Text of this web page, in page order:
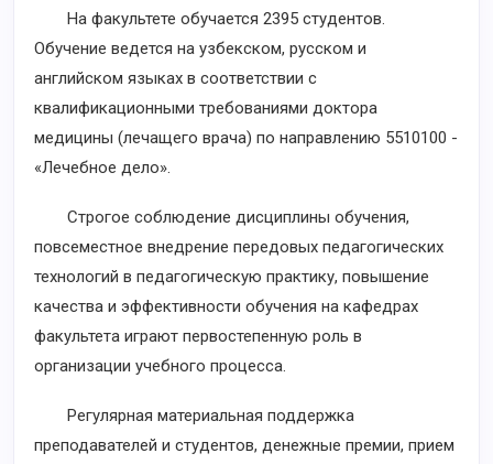
На факультете обучается 2395 студентов.
Обучение ведется на узбекском, русском и
английском языках в соответствии с
квалификационными требованиями доктора
медицины (лечащего врача) по направлению 5510100 -
«Лечебное дело».
Строгое соблюдение дисциплины обучения,
повсеместное внедрение передовых педагогических
технологий в педагогическую практику, повышение
качества и эффективности обучения на кафедрах
факультета играют первостепенную роль в
организации учебного процесса.
Регулярная материальная поддержка
преподавателей и студентов, денежные премии, прием